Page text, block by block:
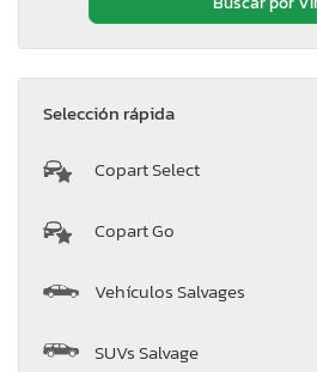
Selección rápida
Copart Select
Copart Go
Vehículos Salvages
SUVs Salvage